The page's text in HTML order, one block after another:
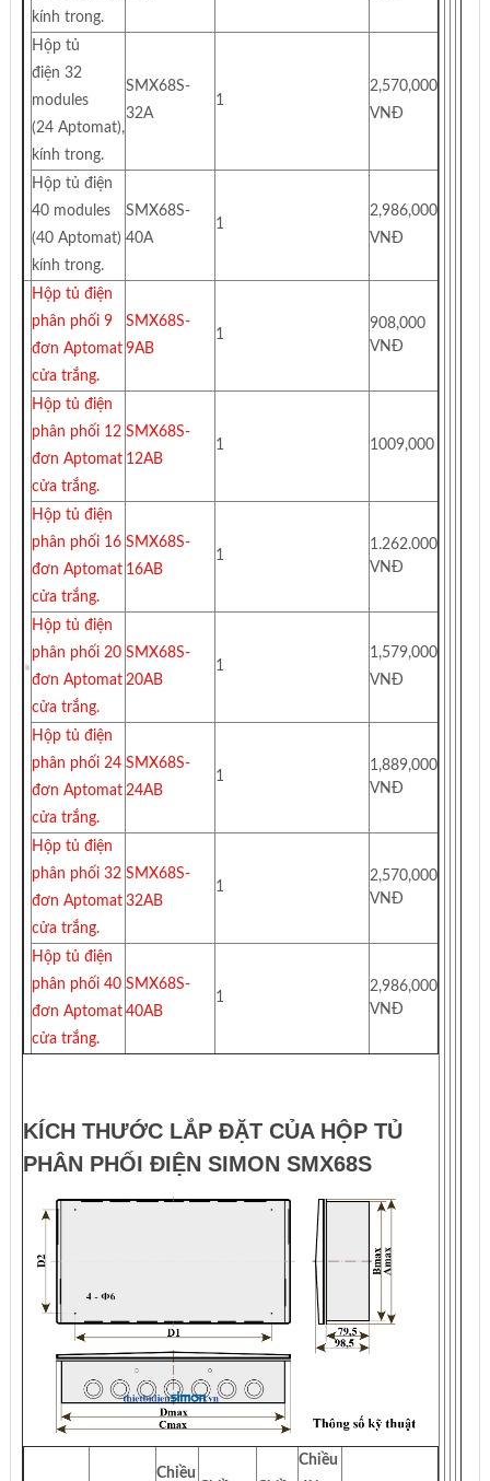
kính trong.
Hộp tủ
điện 32
modules
(24 Aptomat),
kính trong.
SMX68S-
32A
1
2,570,000
VNĐ
Hộp tủ điện
40 modules
(40 Aptomat)
kính trong.
SMX68S-
40A
1
2,986,000
VNĐ
Hộp tủ điện
phân phối 9
đơn Aptomat
cửa trắng.
SMX68S-
9AB
1
908,000
VNĐ
Hộp tủ điện
phân phối 12
đơn Aptomat
cửa trắng.
SMX68S-
12AB
1 1009,000
Hộp tủ điện
phân phối 16
đơn Aptomat
cửa trắng.
SMX68S-
16AB
1
1.262.000
VNĐ
Hộp tủ điện
phân phối 20
đơn Aptomat
cửa trắng.
SMX68S-
20AB
1
1,579,000
VNĐ
Hộp tủ điện
phân phối 24
đơn Aptomat
cửa trắng.
SMX68S-
24AB
1
1,889,000
VNĐ
Hộp tủ điện
phân phối 32
đơn Aptomat
cửa trắng.
SMX68S-
32AB
1
2,570,000
VNĐ
Hộp tủ điện
phân phối 40
đơn Aptomat
cửa trắng.
SMX68S-
40AB
1
2,986,000
VNĐ
KÍCH THƯỚC LẮP ĐẶT CỦA HỘP TỦ
PHÂN PHỐI ĐIỆN SIMON SMX68S
Chiều
Chiều